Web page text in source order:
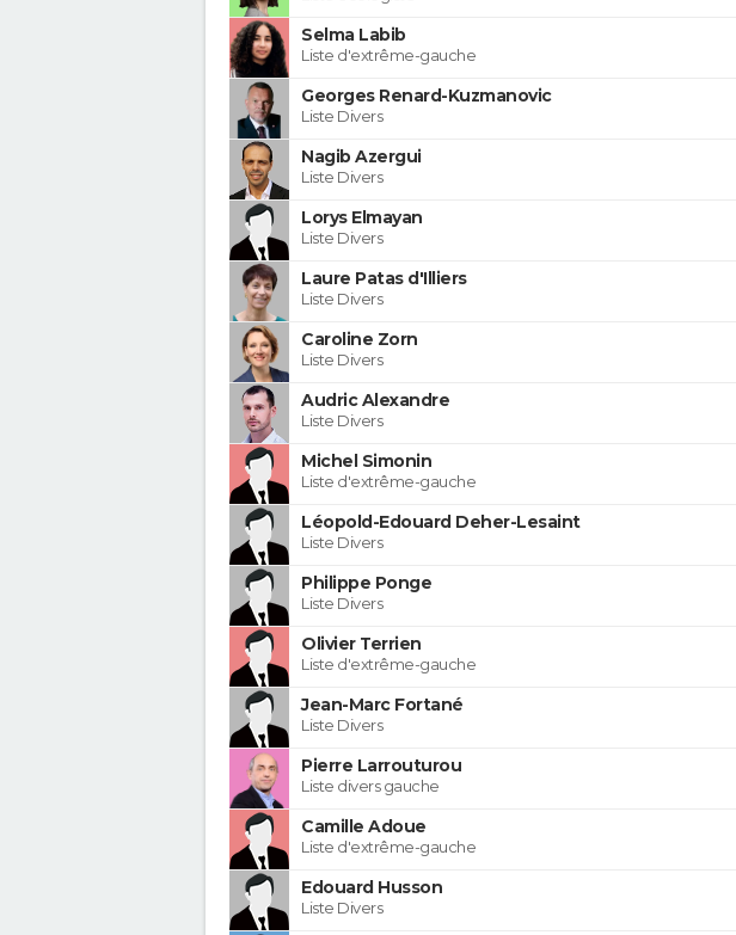
Selma Labib
Liste d'extrême-gauche
Georges Renard-Kuzmanovic
Liste Divers
Nagib Azergui
Liste Divers
Lorys Elmayan
Liste Divers
Laure Patas d'Illiers
Liste Divers
Caroline Zorn
Liste Divers
Audric Alexandre
Liste Divers
Michel Simonin
Liste d'extrême-gauche
Léopold-Edouard Deher-Lesaint
Liste Divers
Philippe Ponge
Liste Divers
Olivier Terrien
Liste d'extrême-gauche
Jean-Marc Fortané
Liste Divers
Pierre Larrouturou
Liste divers gauche
Camille Adoue
Liste d'extrême-gauche
Edouard Husson
Liste Divers